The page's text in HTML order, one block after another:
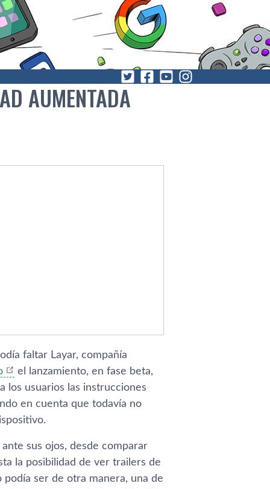
AUMENTADA
faltar Layar, compañí­a
el lanzamiento, en fase beta,
los usuarios las instrucciones
en cuenta que todaví­a no
sus ojos, desde comparar
la posibilidad de ver trailers de
ser de otra manera, una de